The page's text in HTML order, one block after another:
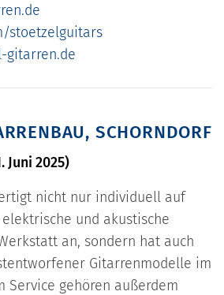
stoetzelguitars
gitarren.de
SCHORNDORF
Juni 2025)
nicht nur individuell auf
und akustische
an, sondern hat auch
Gitarrenmodelle im
Service gehören außerdem